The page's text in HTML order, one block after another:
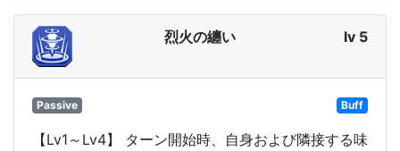
烈火の纏い lv 5
Passive Buff
【Lv1～Lv4】 ターン開始時、自身および隣接する味